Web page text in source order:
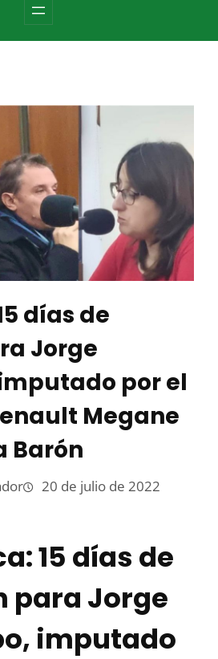
días de
Jorge
por el
Megane
Barón
20 de julio de 2022
15 días de
para Jorge
imputado